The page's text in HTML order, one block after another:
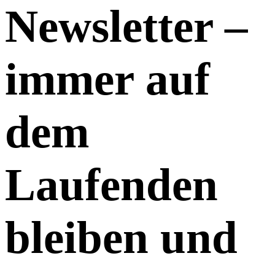
Newsletter–
immer auf
dem
Laufenden
bleiben und